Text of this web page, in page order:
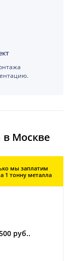
Москве
мы заплатим
1 тонну металла
руб..